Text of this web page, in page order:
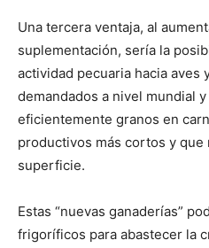
Una tercera ventaja, al
suplementación, sería la
actividad pecuaria hacia aves
demandados a nivel mundial
eficientemente granos en
productivos más cortos y
superficie.
Estas “nuevas ganaderías”
frigoríficos para abastecer la